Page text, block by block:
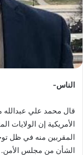
ي
الناس-
قال محمد علي عبدالله
الأمريكية إن
المقربين منه في ظل
الشأن من مجلس الأمن.